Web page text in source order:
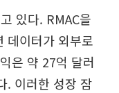
있다. RMAC을
데이터가 외부로
은 약 27억 달러
. 이러한 성장 잠